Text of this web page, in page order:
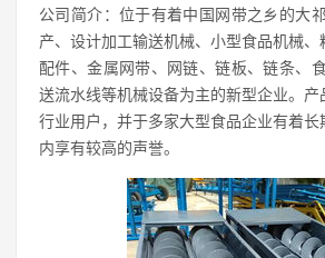
公司简介：位于有着中国网带之乡的大
产、设计加工输送机械、小型食品机械
配件、金属网带、网链、链板、链条、
送流水线等机械设备为主的新型企业。
行业用户，并于多家大型食品企业有着长
内享有较高的声誉。